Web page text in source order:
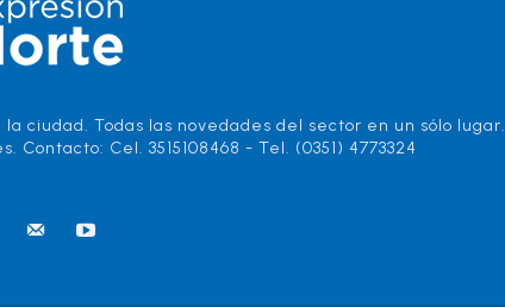
ciudad. Todas las novedades del sector en un sólo lugar.
Cel. 3515108468 - Tel. (0351) 4773324